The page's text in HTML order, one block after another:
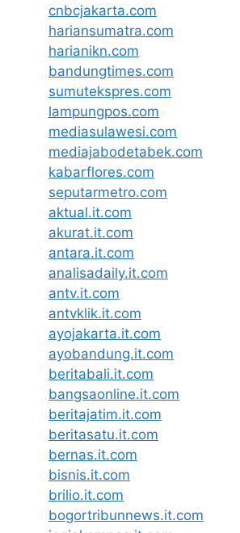
cnbcjakarta.com
hariansumatra.com
harianikn.com
bandungtimes.com
sumutekspres.com
lampungpos.com
mediasulawesi.com
mediajabodetabek.com
kabarflores.com
seputarmetro.com
aktual.it.com
akurat.it.com
antara.it.com
analisadaily.it.com
antv.it.com
antvklik.it.com
ayojakarta.it.com
ayobandung.it.com
beritabali.it.com
bangsaonline.it.com
beritajatim.it.com
beritasatu.it.com
bernas.it.com
bisnis.it.com
brilio.it.com
bogortribunnews.it.com